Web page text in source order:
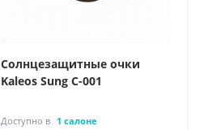
Солнцезащитные очки
Kaleos Sung C-001
Доступно в 1 салоне